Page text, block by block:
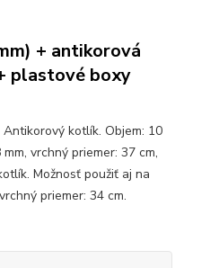
+ antikorová
plastové boxy
kotlík. Objem: 10
vrchný priemer: 37 cm,
Možnosť použiť aj na
priemer: 34 cm.